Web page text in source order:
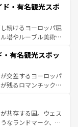
ツ一覧を参照してほ
ラメンコ、熱気あふ
活の一部となってい
気や、バルセロナの
代ローマ遺跡や中世
るスペインはその個
・有名観光スポ
続けるヨーロッパ屈
塔やルーブル美術館
な宮殿、歴史的な大
然が、訪れる者を心
の国としても知ら
遺産にも登録されて
しみ方が可能だ。さ
ており、どの街角に
パリ以外の個性あふ
有名観光スポッ
交差するヨーロッパ
残るロマンチック街
きることがない。ベ
アルプスの絶景、そ
風景は必見。ビール
共存する国。ウェス
なランドマーク、歴